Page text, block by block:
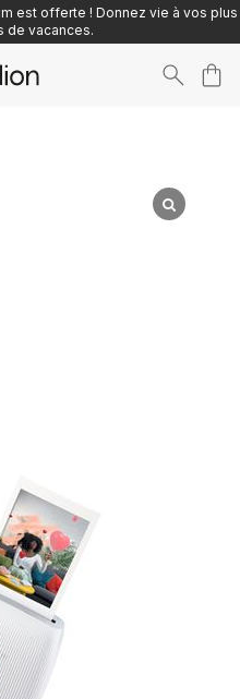
est offerte ! Donnez vie à vos plus
de vacances.